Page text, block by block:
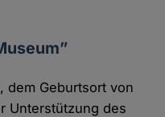
dem Geburtsort von
Unterstützung des